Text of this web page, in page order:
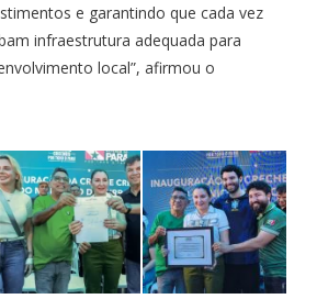
e garantindo que cada vez
infraestrutura adequada para
local”, afirmou o